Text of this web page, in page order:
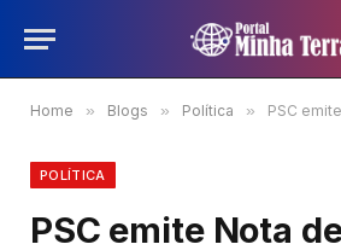
Home » Blogs » Política » PSC emite Nota de
POLÍTICA
PSC emite Nota